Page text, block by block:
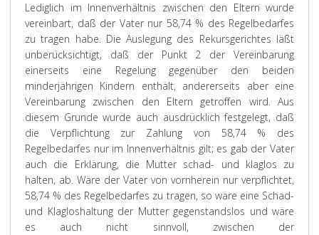
Lediglich im Innenverhältnis zwischen den Eltern wurde
vereinbart, daß der Vater nur 58,74 % des Regelbedarfes
zu tragen habe. Die Auslegung des Rekursgerichtes läßt
unberücksichtigt, daß der Punkt 2 der Vereinbarung
einerseits eine Regelung gegenüber den beiden
minderjährigen Kindern enthält, andererseits aber eine
Vereinbarung zwischen den Eltern getroffen wird. Aus
diesem Grunde wurde auch ausdrücklich festgelegt, daß
die Verpflichtung zur Zahlung von 58,74 % des
Regelbedarfes nur im Innenverhältnis gilt; es gab der Vater
auch die Erklärung, die Mutter schad- und klaglos zu
halten, ab. Wäre der Vater von vornherein nur verpflichtet,
58,74 % des Regelbedarfes zu tragen, so wäre eine Schad-
und Klagloshaltung der Mutter gegenstandslos und wäre
es auch nicht sinnvoll, zwischen der